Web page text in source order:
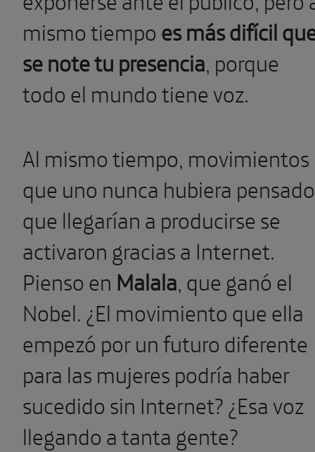
mismo tiempoes más difícil
se note tu presencia, porque
todo el mundo tiene voz.
Al mismo tiempo, movimientos
que uno nunca hubiera pensado
que llegarían a producirse se
activaron gracias a Internet.
Pienso en Malala, que ganó el
Nobel. ¿El movimiento que ella
empezó por un futuro diferente
para las mujeres podría haber
sucedido sin Internet? ¿Esa voz
llegando a tanta gente?